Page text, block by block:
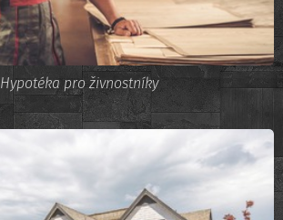
Hypotéka pro živnostníky